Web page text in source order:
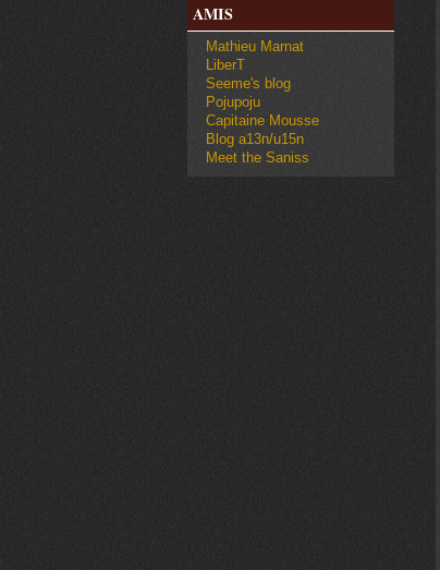
AMIS
Mathieu Marnat
LiberT
Seeme's blog
Pojupoju
Capitaine Mousse
Blog a13n/u15n
Meet the Saniss